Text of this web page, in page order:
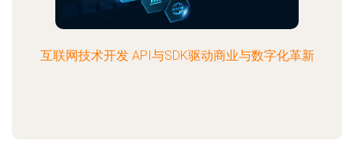
互联网技术开发 API与SDK驱动商业与数字化革新